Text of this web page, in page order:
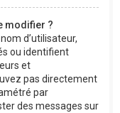
modifier ?
d’utilisateur,
ou identifient
et
pas directement
par
des messages sur